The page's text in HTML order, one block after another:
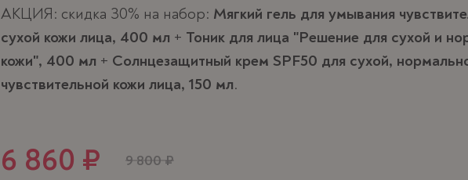
АКЦИЯ: скидка 30% на набор: Мягкий гель для умывания
сухой кожи лица, 400 мл + Тоник для лица "Решение для сухой и
кожи", 400 мл + Солнцезащитный крем SPF50 для сухой,
чувствительной кожи лица, 150 мл.
6 860 ₽ 9 800 ₽